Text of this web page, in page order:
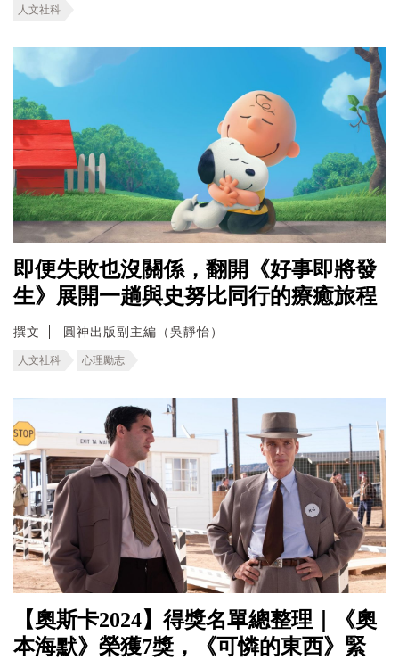
人文社科
即便失敗也沒關係，翻開《好事即將發
生》展開一趟與史努比同行的療癒旅程
撰文 圓神出版副主編（吳靜怡）
人文社科 心理勵志
【奧斯卡2024】得獎名單總整理｜《奧
本海默》榮獲7獎，《可憐的東西》緊